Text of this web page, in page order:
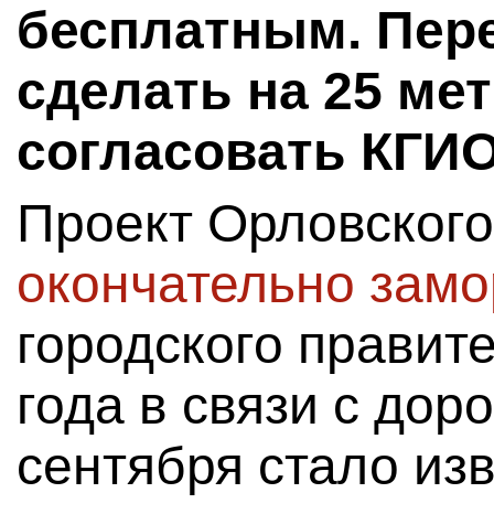
бесплатным.
сделать на 25
согласовать
Проект
окончательно
городского
года в связи с
сентября стало